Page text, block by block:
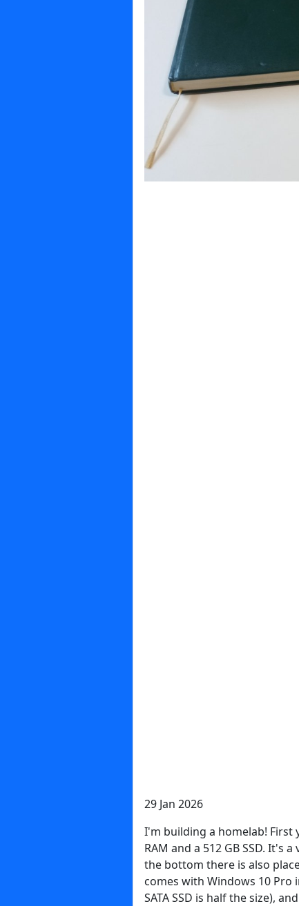
29 Jan 2026
I'm building a homelab! First
RAM and a 512 GB SSD. It's
the bottom there is also
comes with Windows 10
SATA SSD is half the size),